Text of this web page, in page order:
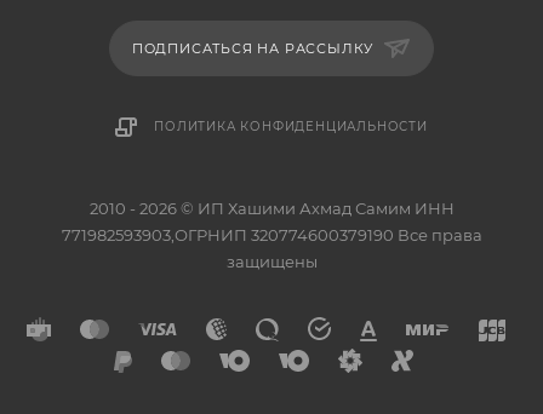
ПОДПИСАТЬСЯ НА РАССЫЛКУ
ПОЛИТИКА КОНФИДЕНЦИАЛЬНОСТИ
2010 - 2026 © ИП Хашими Ахмад Самим ИНН
771982593903,ОГРНИП 320774600379190 Все права
защищены